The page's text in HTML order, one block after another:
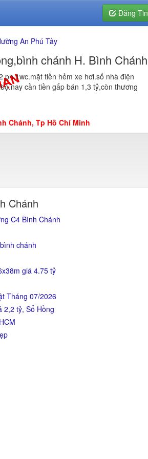
Đăng Tin
An Phú Tây
chánh H. Bình Chánh
tiền hẻm xe hơi.số nhà điện
cần tiền gấp bán 1,3 tỷ,còn thương
Chánh, Tp Hồ Chí Minh
Chánh
C4 Bình Chánh
chánh
giá 4.75 tỷ
Tháng 07/2026
2,2 tỷ, Sổ Hồng